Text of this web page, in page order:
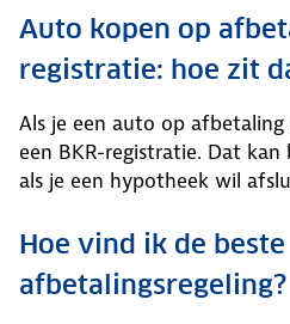
Auto kopen op
registratie: hoe zit
Als je een auto op
een BKR-registratie. Dat
als je een hypotheek wil
Hoe vind ik de beste
afbetalingsregeling?